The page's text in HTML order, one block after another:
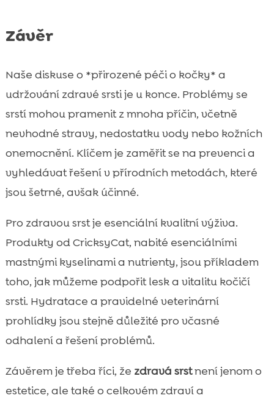
Závěr
Naše diskuse o *přirozené péči o kočky* a
udržování zdravé srsti je u konce. Problémy se
srstí mohou pramenit z mnoha příčin, včetně
nevhodné stravy, nedostatku vody nebo kožních
onemocnění. Klíčem je zaměřit se na prevenci a
vyhledávat řešení v přírodních metodách, které
jsou šetrné, avšak účinné.
Pro zdravou srst je esenciální kvalitní výživa.
Produkty od CricksyCat, nabité esenciálními
mastnými kyselinami a nutrienty, jsou příkladem
toho, jak můžeme podpořit lesk a vitalitu kočičí
srsti. Hydratace a pravidelné veterinární
prohlídky jsou stejně důležité pro včasné
odhalení a řešení problémů.
Závěrem je třeba říci, že zdravá srstnení jenom o
estetice, ale také o celkovém zdraví a